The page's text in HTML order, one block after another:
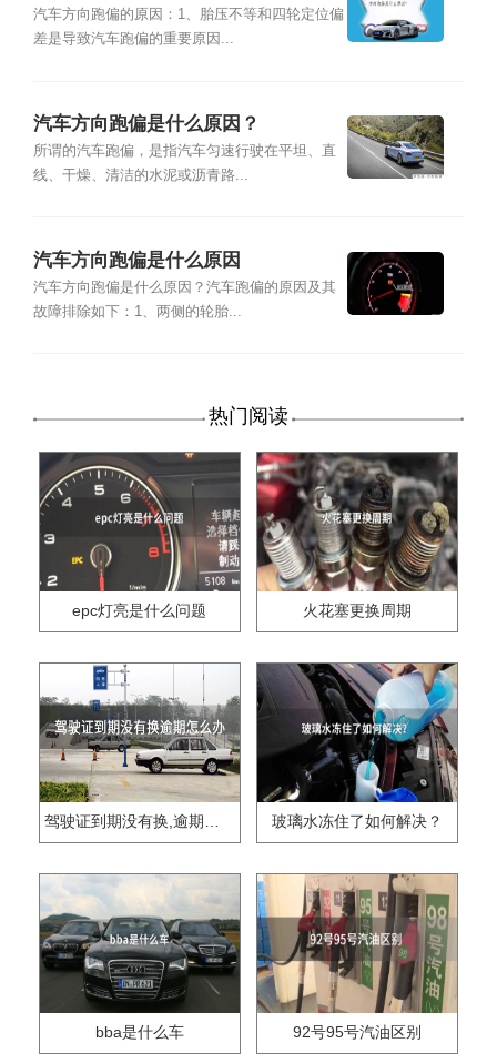
汽车方向跑偏的原因：1、胎压不等和四轮定位偏
差是导致汽车跑偏的重要原因...
汽车方向跑偏是什么原因？
所谓的汽车跑偏，是指汽车匀速行驶在平坦、直
线、干燥、清洁的水泥或沥青路...
汽车方向跑偏是什么原因
汽车方向跑偏是什么原因？汽车跑偏的原因及其
故障排除如下：1、两侧的轮胎...
热门阅读
epc灯亮是什么问题 火花塞更换周期
驾驶证到期没有换,逾期怎么办?? 玻璃水冻住了如何解决？
bba是什么车 92号95号汽油区别